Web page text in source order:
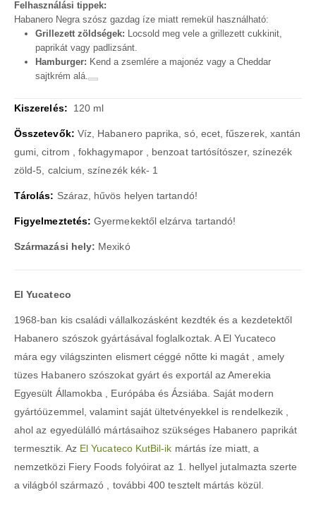
Felhasználási tippek:
Habanero Negra szósz gazdag íze miatt remekül használható:
Grillezett zöldségek: Locsold meg vele a grillezett cukkinit,
paprikát vagy padlizsánt.
Hamburger: Kend a zsemlére a majonéz vagy a Cheddar
sajtkrém alá.
Kiszerelés: 120 ml
Összetevők: Víz, Habanero paprika, só, ecet, fűszerek, xantán
gumi, citrom , fokhagymapor , benzoat tartósítószer, színezék
zöld-5, calcium, színezék kék- 1
Tárolás: Száraz, hűvös helyen tartandó!
Figyelmeztetés: Gyermekektől elzárva tartandó!
Származási hely: Mexikó
El Yucateco
1968-ban kis családi vállalkozásként kezdték és a kezdetektől
Habanero szószok gyártásával foglalkoztak. A El Yucateco
mára egy világszinten elismert céggé nőtte ki magát , amely
tüzes Habanero szószokat gyárt és exportál az Amerekia
Egyesült Államokba , Európába és Ázsiába. Saját modern
gyártóüzemmel, valamint saját ültetvényekkel is rendelkezik ,
ahol az egyedülálló mártásaihoz szükséges Habanero paprikát
termesztik. Az El Yucateco KutBil-ik mártás íze miatt, a
nemzetközi Fiery Foods folyóirat az 1. hellyel jutalmazta szerte
a világból származó , további 400 tesztelt mártás közül.